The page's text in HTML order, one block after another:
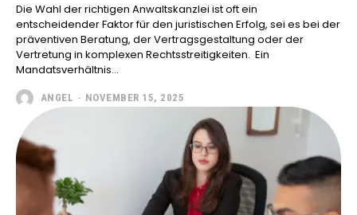
Die Wahl der richtigen Anwaltskanzlei ist oft ein
entscheidender Faktor für den juristischen Erfolg, sei es bei der
präventiven Beratung, der Vertragsgestaltung oder der
Vertretung in komplexen Rechtsstreitigkeiten. Ein
Mandatsverhältnis...
ANGEL - NOVEMBER 15, 2025